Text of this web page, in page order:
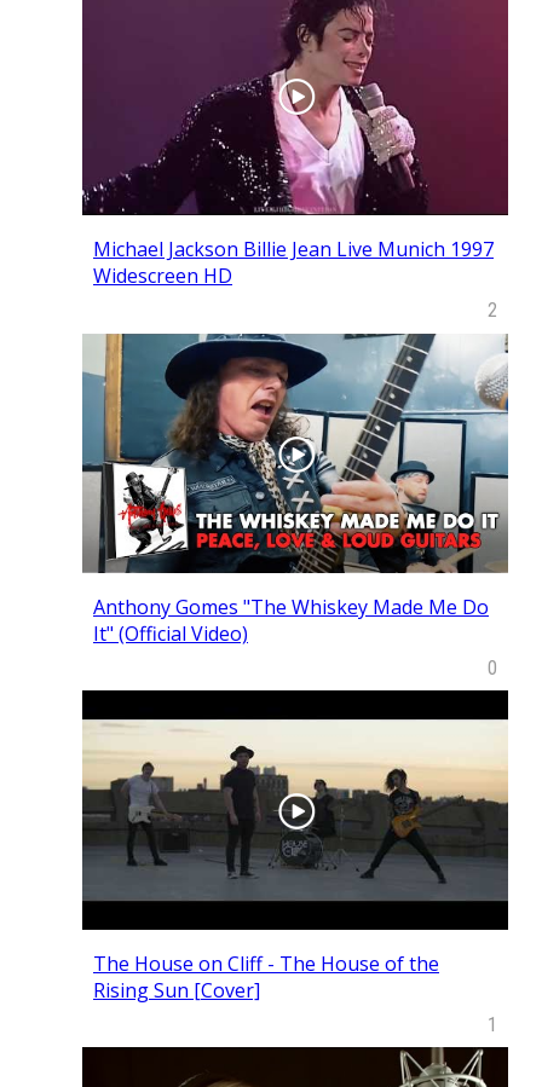
Michael Jackson Billie Jean Live Munich 1997
Widescreen HD
2
Anthony Gomes "The Whiskey Made Me Do
It" (Official Video)
0
The House on Cliff - The House of the
Rising Sun [Cover]
1